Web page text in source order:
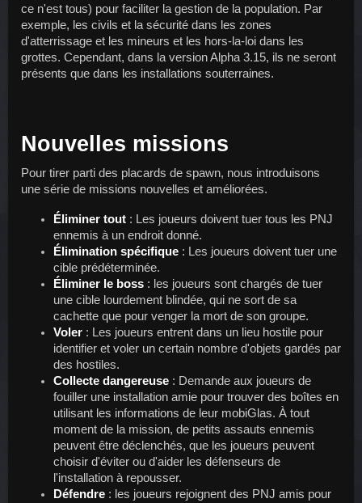
ce n'est tous) pour faciliter la gestion de la population. Par
exemple, les civils et la sécurité dans les zones
d'atterrissage et les mineurs et les hors-la-loi dans les
grottes. Cependant, dans la version Alpha 3.15, ils ne seront
présents que dans les installations souterraines.
Nouvelles missions
Pour tirer parti des placards de spawn, nous introduisons
une série de missions nouvelles et améliorées.
Éliminer tout : Les joueurs doivent tuer tous les PNJ
ennemis à un endroit donné.
Élimination spécifique : Les joueurs doivent tuer une
cible prédéterminée.
Éliminer le boss : les joueurs sont chargés de tuer
une cible lourdement blindée, qui ne sort de sa
cachette que pour venger la mort de son groupe.
Voler : Les joueurs entrent dans un lieu hostile pour
identifier et voler un certain nombre d'objets gardés par
des hostiles.
Collecte dangereuse : Demande aux joueurs de
fouiller une installation amie pour trouver des boîtes en
utilisant les informations de leur mobiGlas. À tout
moment de la mission, de petits assauts ennemis
peuvent être déclenchés, que les joueurs peuvent
choisir d'éviter ou d'aider les défenseurs de
l'installation à repousser.
Défendre : les joueurs rejoignent des PNJ amis pour